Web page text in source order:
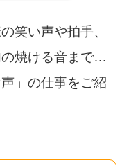
笑い声や拍手、
の焼ける音まで…
」の仕事をご紹